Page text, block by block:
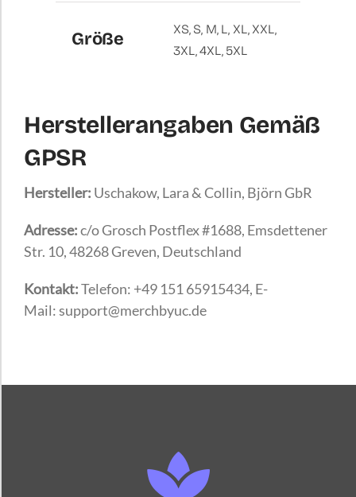
Größe
XS, S, M, L, XL, XXL,
3XL, 4XL, 5XL
Herstellerangaben Gemäß
GPSR
Hersteller: Uschakow, Lara & Collin, Björn GbR
Adresse:c/o Grosch Postflex #1688, Emsdettener
Str. 10, 48268 Greven, Deutschland
Kontakt:Telefon: +49 151 65915434, E-
Mail: support@merchbyuc.de